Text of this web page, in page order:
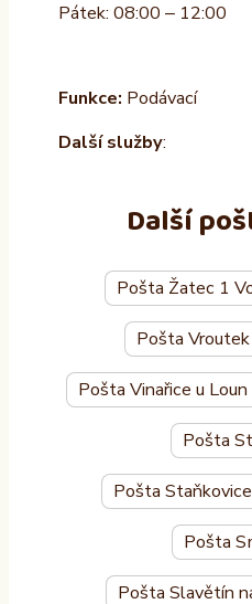
Pátek: 08:00 – 12:00
Funkce: Podávací
Další služby:
Další
Pošta Žatec 1
Pošta
Pošta Vinařice u Loun
Pošta
Pošta
Pošta
Pošta Slavětín